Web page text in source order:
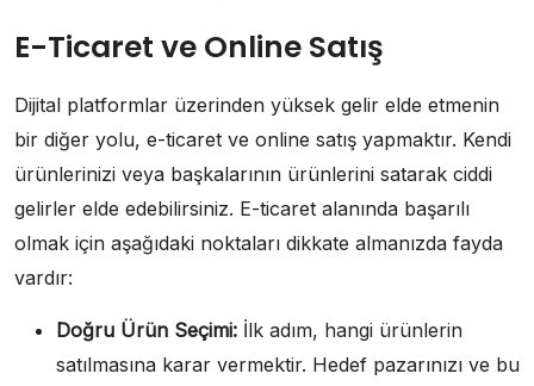
E-Ticaret ve Online Satış
Dijital platformlar üzerinden yüksek gelir elde etmenin
bir diğer yolu, e-ticaret ve online satış yapmaktır. Kendi
ürünlerinizi veya başkalarının ürünlerini satarak ciddi
gelirler elde edebilirsiniz. E-ticaret alanında başarılı
olmak için aşağıdaki noktaları dikkate almanızda fayda
vardır:
Doğru Ürün Seçimi: İlk adım, hangi ürünlerin
satılmasına karar vermektir. Hedef pazarınızı ve bu